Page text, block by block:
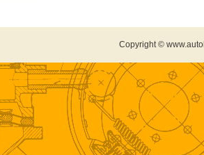
Copyright ©